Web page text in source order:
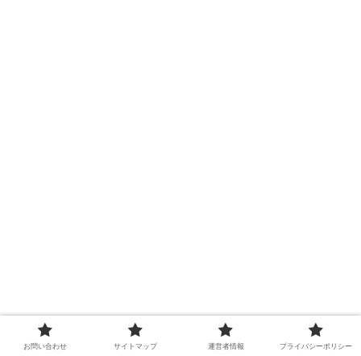
お問い合わせ サイトマップ 運営者情報 プライバシーポリシー